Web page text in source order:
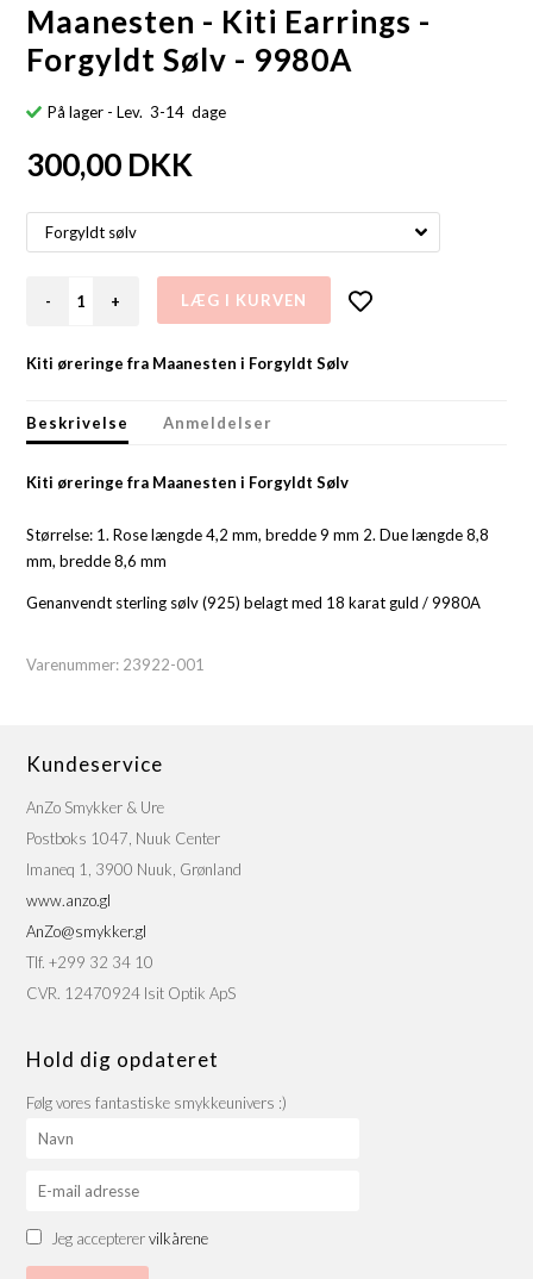
Maanesten - Kiti Earrings -
Forgyldt Sølv - 9980A
På lager - Lev. 3-14 dage
300,00 DKK
- +
Kiti øreringe fra Maanesten i Forgyldt Sølv
Beskrivelse Anmeldelser
Kiti øreringe fra Maanesten i Forgyldt Sølv
Størrelse: 1. Rose længde 4,2 mm, bredde 9 mm 2. Due længde 8,8
mm, bredde 8,6 mm
Genanvendt sterling sølv (925) belagt med 18 karat guld / 9980A
Varenummer: 23922-001
Kundeservice
AnZo Smykker & Ure
Postboks 1047, Nuuk Center
Imaneq 1, 3900 Nuuk, Grønland
www.anzo.gl
AnZo@smykker.gl
Tlf. +299 32 34 10
CVR. 12470924 Isit Optik ApS
Hold dig opdateret
Følg vores fantastiske smykkeunivers :)
Jeg accepterervilkårene